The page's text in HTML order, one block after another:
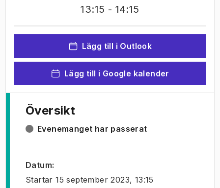
13:15 - 14:15
Lägg till i Outlook
Lägg till i Google kalender
Översikt
Evenemanget har passerat
Datum:
Startar 15 september 2023, 13:15